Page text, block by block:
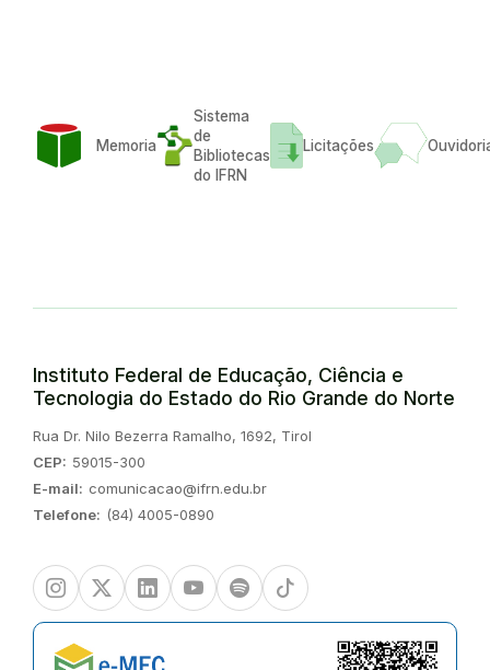
Memoria
Sistema
de
Bibliotecas
do IFRN
Licitações
Instituto Federal de Educação, Ciência e
Tecnologia do Estado do Rio Grande do Norte
Endereço:
Rua Dr. Nilo Bezerra Ramalho, 1692, Tirol
CEP: 59015-300
E-mail: comunicacao@ifrn.edu.br
Telefone: (84) 4005-0890
InstagramTwitter/XLinkedinYoutubeSpotify TikTok